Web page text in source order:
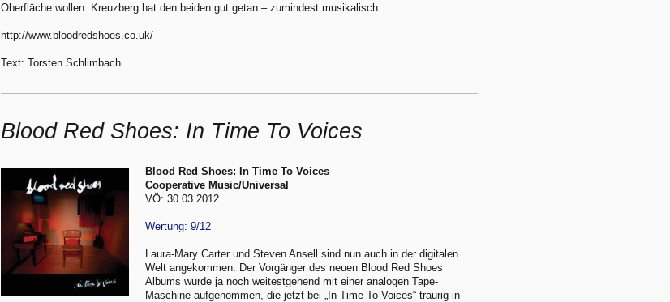
Oberfläche wollen. Kreuzberg hat den beiden gut getan – zumindest musikalisch.
http://www.bloodredshoes.co.uk/
Text: Torsten Schlimbach
Blood Red Shoes: In Time To Voices
Blood Red Shoes: In Time To Voices
Cooperative Music/Universal
VÖ: 30.03.2012
Wertung: 9/12
Laura-Mary Carter und Steven Ansell sind nun auch in der digitalen
Welt angekommen. Der Vorgänger des neuen Blood Red Shoes
Albums wurde ja noch weitestgehend mit einer analogen Tape-
Maschine aufgenommen, die jetzt bei „In Time To Voices“ traurig in